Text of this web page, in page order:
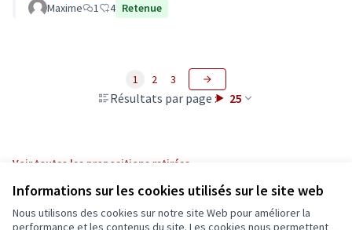
Informations sur les cookies utilisés sur le site web
Nous utilisons des cookies sur notre site Web pour améliorer la
performance et les contenus du site. Les cookies nous permettent
Maxime 1 4 Retenue
Résultats par page : 25
1 2 3
Voir toutes les propositions retirées
Conditions d'utilisation